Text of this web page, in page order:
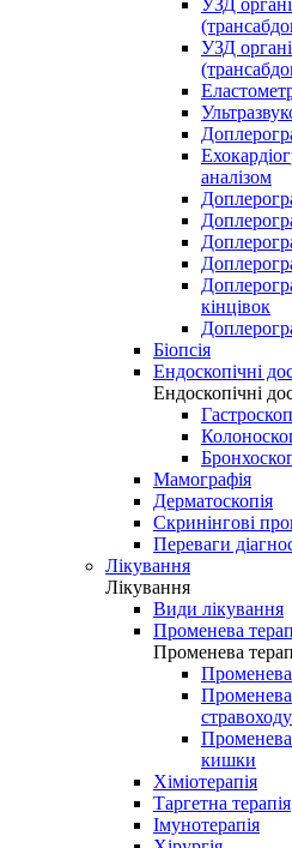
УЗД
УЗД
аналізом
кінцівок
Біопсія
Ендоскопічні
Ендоскопічні
Мамографія
Дерматоскопія
Скринінгові
Переваги
Лікування
Лікування
Види лікування
Променева
Променева
Променева
Променева
стравоходу
Променева
кишки
Хіміотерапія
Таргетна терапія
Імунотерапія